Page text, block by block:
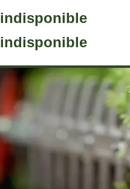
indisponible
indisponible